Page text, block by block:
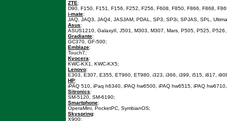
ZTE:
D90, F150, F151, F156, F252, F256, F608, F850, F866, F868,
i-mate:
JAQ, JAQ3, JAQ4, JASJAM, PDAL, SP3, SP3i, SPJAS, SPL,
Asus:
ASUS1210, GalaxyII, J501, M303, M307, Mars, P505, P525,
Gradiante:
GC370, GF-500;
Emblaze:
Touch7;
Kyocera:
KWC-KX1, KWC-KX5;
Lenovo:
E303, E307, E355, ET960, ET980, i323, i366, i399, i515, i817,
HP:
iPAQ 510, iPaq h6340, iPAQ hw6500, iPAQ hw6515, iPAQ
Sitronics:
SM-5120, SM-6190;
Smartphone:
OperaMini, PocketPC, SymbianOS;
Skyspring:
X900;